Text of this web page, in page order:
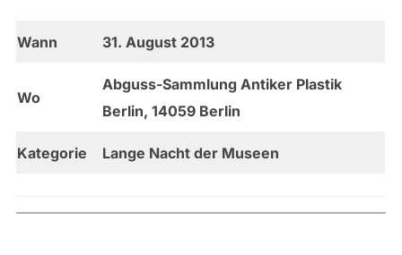
Wann 31. August 2013
Wo
Abguss-Sammlung Antiker Plastik
Berlin, 14059 Berlin
Kategorie Lange Nacht der Museen